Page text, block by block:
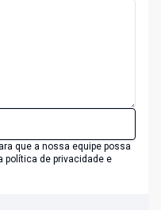
que a nossa equipe possa
política de privacidade e